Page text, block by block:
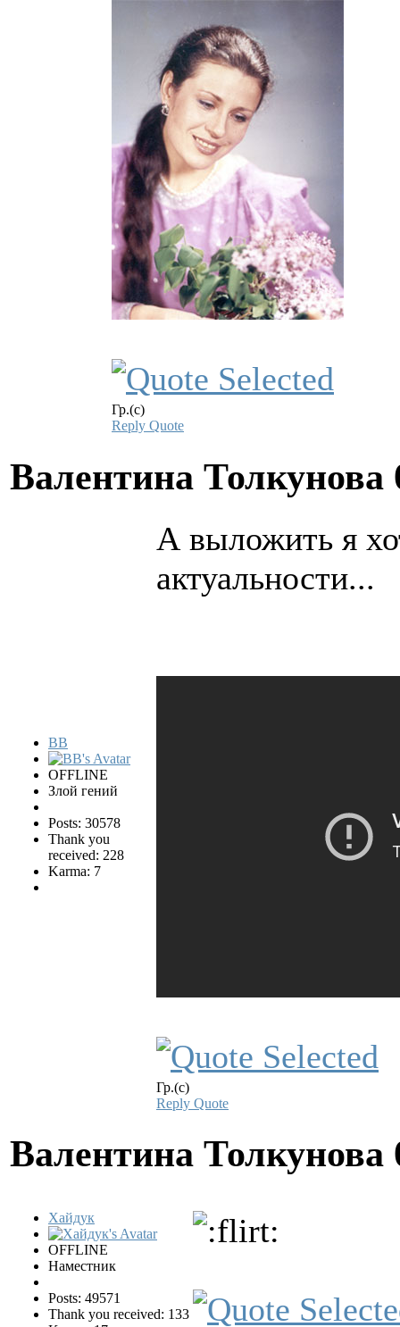
Гр.(с)
Reply Quote
Валентина Толкунова
BB
OFFLINE
Злой гений
Posts: 30578
Thank you
received: 228
Karma: 7
А выложить я
актуальности...
Гр.(с)
Reply Quote
Валентина Толкунова
Хайдук
OFFLINE
Наместник
Posts: 49571
Thank you received: 133